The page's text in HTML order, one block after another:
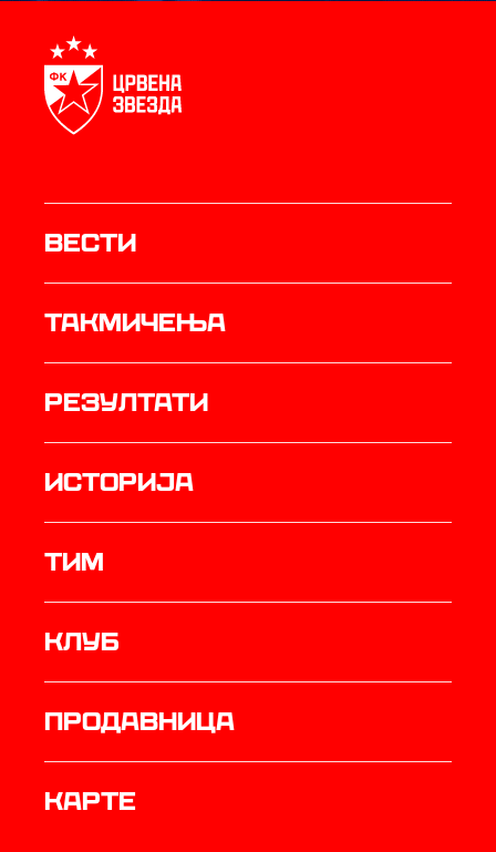
Вести
Такмичења
резултати
историја
ТИМ
Клуб
продавница
Карте